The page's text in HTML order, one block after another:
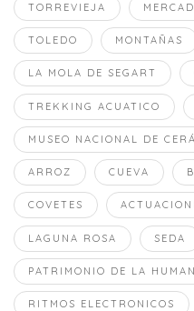
TORREVIEJA
TOLEDO MONTAÑAS
LA MOLA DE SEGART
TREKKING ACUATICO
MUSEO NACIONAL DE
ARROZ CUEVA
COVETES
LAGUNA ROSA SEDA
PATRIMONIO DE LA
RITMOS ELECTRONICOS